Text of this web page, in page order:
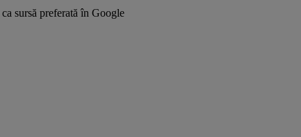
sursă preferată în Google